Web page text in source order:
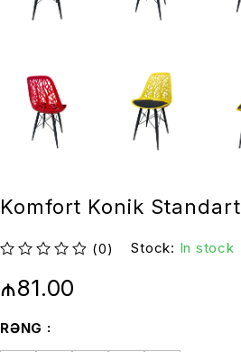
Komfort Konik Standart
(0) Stock: In stock
₼81.00
RƏNG